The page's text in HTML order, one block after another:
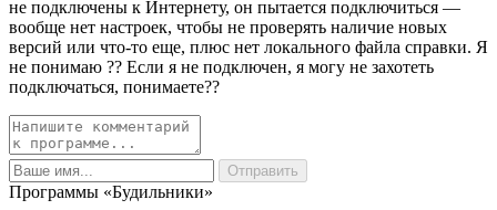
не подключены к Интернету, он пытается подключиться —
вообще нет настроек, чтобы не проверять наличие новых
версий или что-то еще, плюс нет локального файла справки. Я
не понимаю ?? Если я не подключен, я могу не захотеть
подключаться, понимаете??
Программы «Будильники»